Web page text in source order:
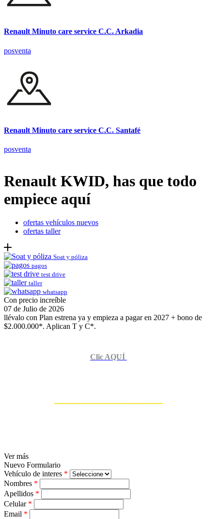
Renault Minuto care service C.C. Arkadia
posventa
Renault Minuto care service C.C. Santafé
posventa
Renault KWID, has que todo
empiece aquí
ofertas vehículos nuevos
ofertas taller
Soat y póliza
pagos
test drive
taller
whatsapp
Con precio increíble
07 de Julio de 2026
llévalo con Plan estrena ya y empieza a pagar en 2027 + bono de
$2.000.000*. Aplican T y C*.
Clic AQUÍ
Ver más
Nuevo Formulario
Vehículo de interes *
Nombres *
Apellidos *
Celular*
Email *